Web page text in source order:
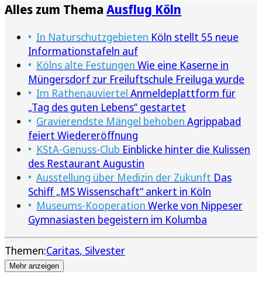
Alles zum Thema Ausflug Köln
In Naturschutzgebieten Köln stellt 55 neue
Informationstafeln auf
Kölns alte Festungen Wie eine Kaserne in
Müngersdorf zur Freiluftschule Freiluga wurde
Im Rathenauviertel Anmeldeplattform für
„Tag des guten Lebens“ gestartet
Gravierendste Mängel behoben Agrippabad
feiert Wiedereröffnung
KStA-Genuss-Club Einblicke hinter die Kulissen
des Restaurant Augustin
Ausstellung über Medizin der Zukunft Das
Schiff „MS Wissenschaft“ ankert in Köln
Museums-Kooperation Werke von Nippeser
Gymnasiasten begeistern im Kolumba
Themen:Caritas Silvester
Mehr anzeigen